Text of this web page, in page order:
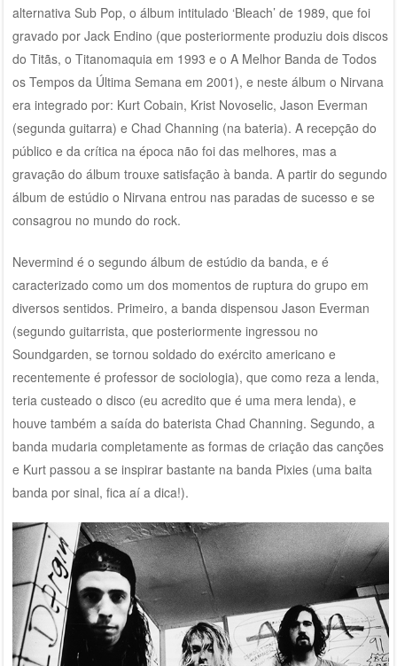
alternativa Sub Pop, o álbum intitulado ‘Bleach’ de 1989, que foi
gravado por Jack Endino (que posteriormente produziu dois discos
do Titãs, o Titanomaquia em 1993 e o A Melhor Banda de Todos
os Tempos da Última Semana em 2001), e neste álbum o Nirvana
era integrado por: Kurt Cobain, Krist Novoselic, Jason Everman
(segunda guitarra) e Chad Channing (na bateria). A recepção do
público e da crítica na época não foi das melhores, mas a
gravação do álbum trouxe satisfação à banda. A partir do segundo
álbum de estúdio o Nirvana entrou nas paradas de sucesso e se
consagrou no mundo do rock.
Nevermind é o segundo álbum de estúdio da banda, e é
caracterizado como um dos momentos de ruptura do grupo em
diversos sentidos. Primeiro, a banda dispensou Jason Everman
(segundo guitarrista, que posteriormente ingressou no
Soundgarden, se tornou soldado do exército americano e
recentemente é professor de sociologia), que como reza a lenda,
teria custeado o disco (eu acredito que é uma mera lenda), e
houve também a saída do baterista Chad Channing. Segundo, a
banda mudaria completamente as formas de criação das canções
e Kurt passou a se inspirar bastante na banda Pixies (uma baita
banda por sinal, fica aí a dica!).